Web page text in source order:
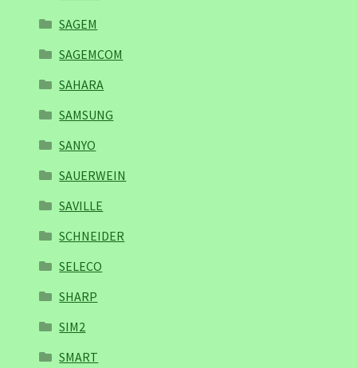
SAGEM
SAGEMCOM
SAHARA
SAMSUNG
SANYO
SAUERWEIN
SAVILLE
SCHNEIDER
SELECO
SHARP
SIM2
SMART